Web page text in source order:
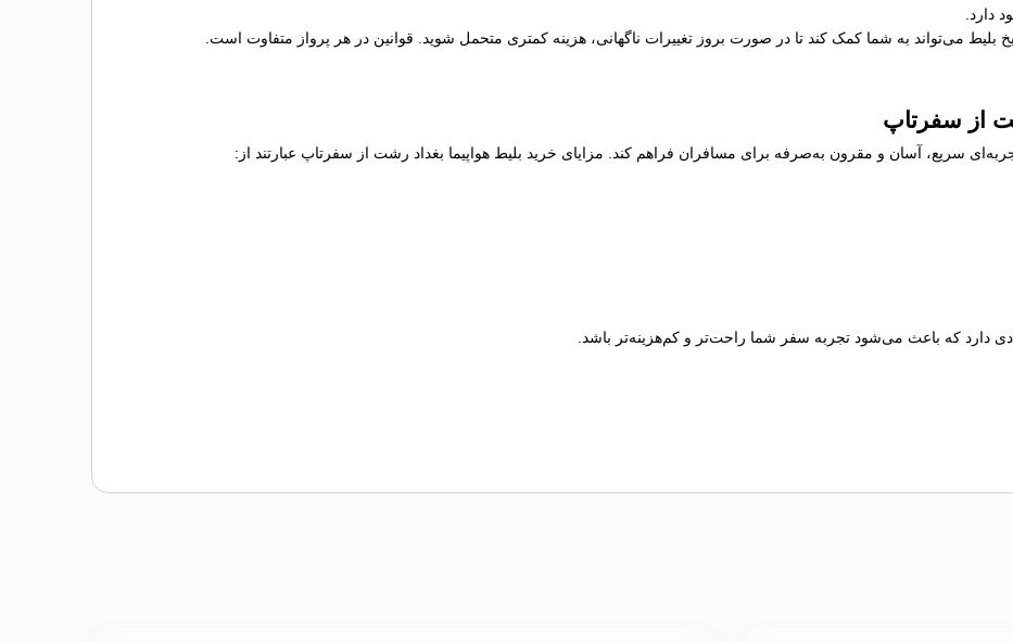
دارد.
بلیط می‌تواند به شما کمک کند تا در صورت بروز تغییرات ناگهانی، هزینه کمتری متحمل شوید. قوانین در هر پرواز متفاوت است.
از سفرتاپ
سریع، آسان و مقرون به‌صرفه برای مسافران فراهم کند. مزایای خرید بلیط هواپیما بغداد رشت از سفرتاپ عبارتند از:
دارد که باعث می‌شود تجربه سفر شما راحت‌تر و کم‌هزینه‌تر باشد.